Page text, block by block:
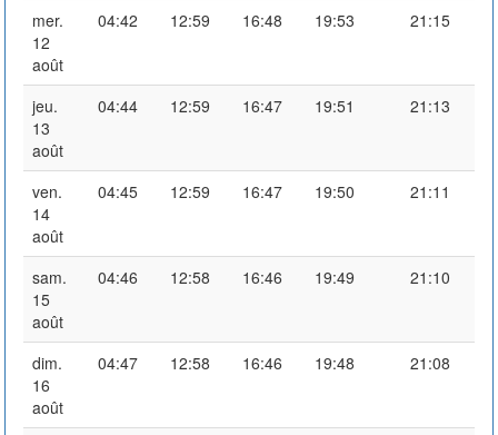
mer.
12
août
04:42 12:59 16:48 19:53 21:15
jeu.
13
août
04:44 12:59 16:47 19:51 21:13
ven.
14
août
04:45 12:59 16:47 19:50 21:11
sam.
15
août
04:46 12:58 16:46 19:49 21:10
dim.
16
août
04:47 12:58 16:46 19:48 21:08